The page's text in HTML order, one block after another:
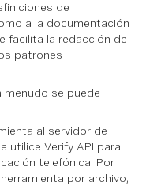
de
a la documentación
facilita la redacción de
patrones
menudo se puede
al servidor de
utilice Verify API para
telefónica. Por
por archivo,